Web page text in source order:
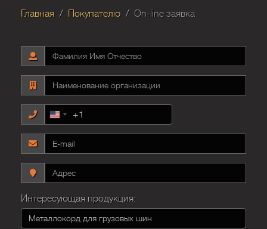
Главная Покупателю On-line заявка
United
+1
+1
Интересующая продукция: